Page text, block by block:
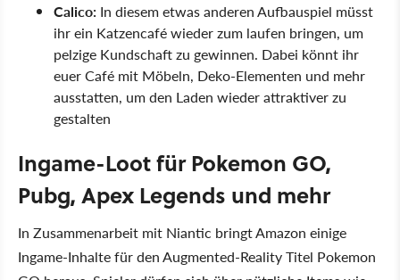
Calico: In diesem etwas anderen Aufbauspiel müsst
ihr ein Katzencafé wieder zum laufen bringen, um
pelzige Kundschaft zu gewinnen. Dabei könnt ihr
euer Café mit Möbeln, Deko-Elementen und mehr
ausstatten, um den Laden wieder attraktiver zu
gestalten
Ingame-Loot für Pokemon GO,
Pubg, Apex Legends und mehr
In Zusammenarbeit mit Niantic bringt Amazon einige
Ingame-Inhalte für den Augmented-Reality Titel Pokemon